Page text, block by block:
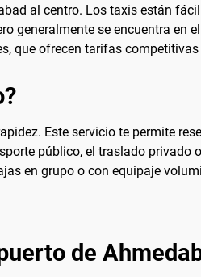
al centro. Los taxis están
generalmente se encuentra en
que ofrecen tarifas
Este servicio te permite
público, el traslado
en grupo o con equipaje
de